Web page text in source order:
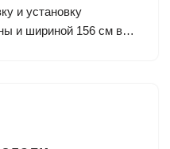
и установку
и шириной 156 см в…